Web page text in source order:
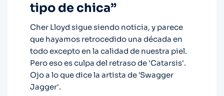
tipo de chica”
Cher Lloyd sigue siendo noticia, y parece
que hayamos retrocedido una década en
todo excepto en la calidad de nuestra piel.
Pero eso es culpa del retraso de 'Catarsis'.
Ojo a lo que dice la artista de 'Swagger
Jagger'.